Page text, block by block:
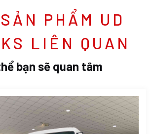
PHẨM UD
LIÊN QUAN
bạn sẽ quan tâm